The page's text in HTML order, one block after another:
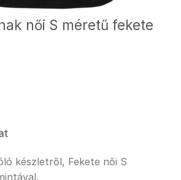
női S méretű fekete
készletről, Fekete női S